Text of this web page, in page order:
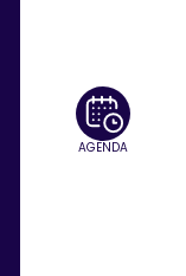
AGENDA